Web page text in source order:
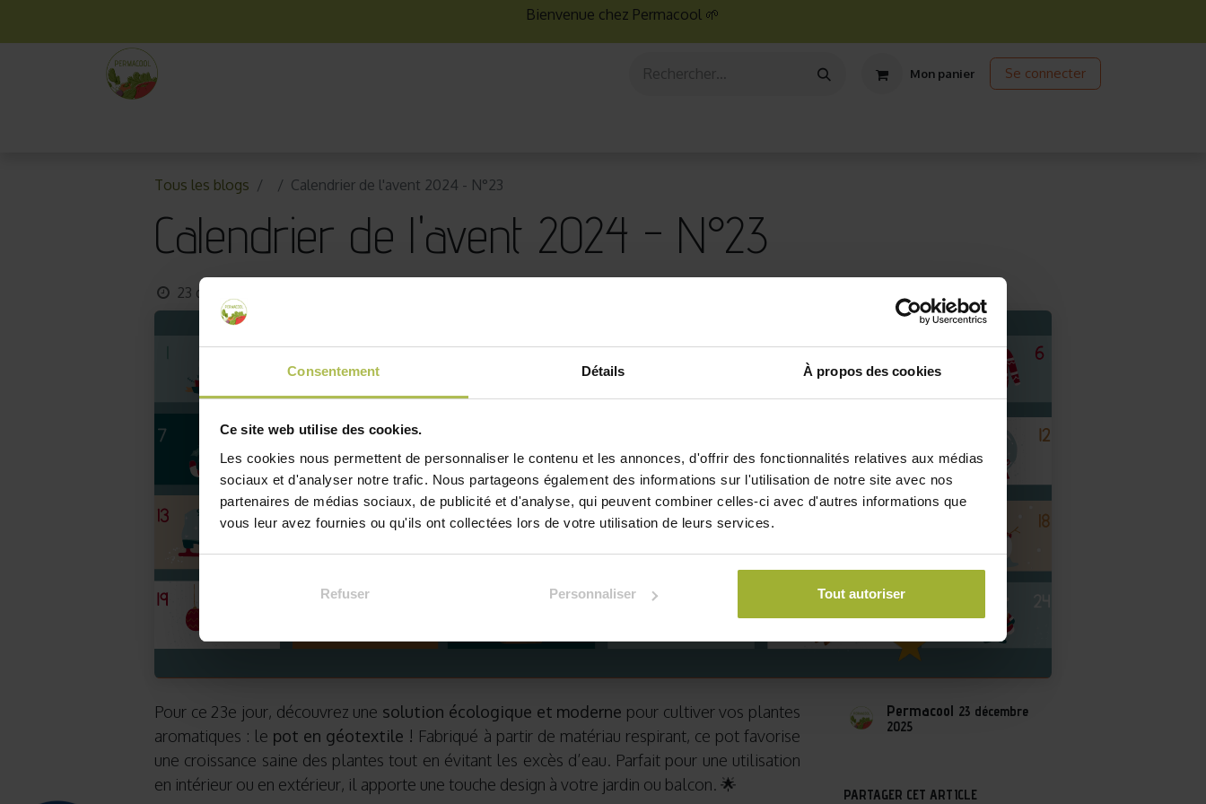
Consentement Détails À propos des cookies
Ce site web utilise des cookies.
Les cookies nous permettent de personnaliser le contenu et les annonces, d'offrir des fonctionnalités relatives aux médias
sociaux et d'analyser notre trafic. Nous partageons également des informations sur l'utilisation de notre site avec nos
partenaires de médias sociaux, de publicité et d'analyse, qui peuvent combiner celles-ci avec d'autres informations que
vous leur avez fournies ou qu'ils ont collectées lors de votre utilisation de leurs services.
Refuser Personnaliser Tout autoriser
Bienvenue chez Permacool 🌱
Mon panier Se connecter
Tous les blogs Calendrier de l'avent 2024 - N°23
Calendrier de l'avent 2024 - N°23
23 décembre 2025
Pour ce 23e jour, découvrez une solution écologique et moderne pour cultiver vos plantes
aromatiques : le pot en géotextile ! Fabriqué à partir de matériau respirant, ce pot favorise
une croissance saine des plantes tout en évitant les excès d’eau. Parfait pour une utilisation
en intérieur ou en extérieur, il apporte une touche design à votre jardin ou balcon. 🌟
Permacool 23 décembre
2025
PARTAGER CET ARTICLE